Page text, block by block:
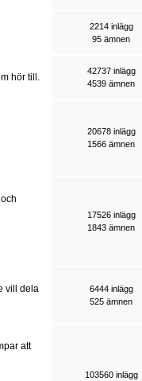
2214 inlägg
95 ämnen
hör till.
42737 inlägg
4539 ämnen
20678 inlägg
1566 ämnen
17526 inlägg
1843 ämnen
vill dela
6444 inlägg
525 ämnen
att
103560 inlägg